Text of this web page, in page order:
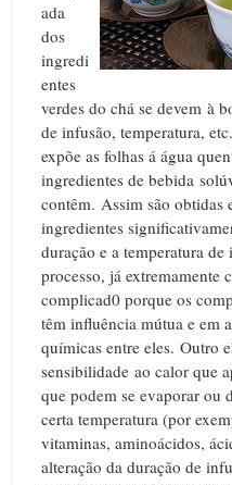
ada
dos
ingredi
entes
verdes do chá se devem à
de infusão, temperatura,
expõe as folhas á água
ingredientes de bebida
contêm. Assim são obtidas
ingredientes
duração e a temperatura de
processo, já extremamente
complicad0 porque os
têm influência mútua e em
químicas entre eles. Outro
sensibilidade ao calor que
que podem se evaporar ou
certa temperatura (por
vitaminas, aminoácidos,
alteração da duração de